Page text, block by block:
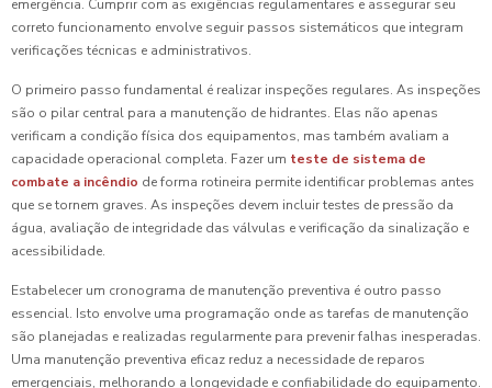
emergência. Cumprir com as exigências regulamentares e assegurar seu
correto funcionamento envolve seguir passos sistemáticos que integram
verificações técnicas e administrativos.
O primeiro passo fundamental é realizar inspeções regulares. As inspeções
são o pilar central para a manutenção de hidrantes. Elas não apenas
verificam a condição física dos equipamentos, mas também avaliam a
capacidade operacional completa. Fazer um teste de sistema de
combate a incêndio de forma rotineira permite identificar problemas antes
que se tornem graves. As inspeções devem incluir testes de pressão da
água, avaliação de integridade das válvulas e verificação da sinalização e
acessibilidade.
Estabelecer um cronograma de manutenção preventiva é outro passo
essencial. Isto envolve uma programação onde as tarefas de manutenção
são planejadas e realizadas regularmente para prevenir falhas inesperadas.
Uma manutenção preventiva eficaz reduz a necessidade de reparos
emergenciais, melhorando a longevidade e confiabilidade do equipamento.